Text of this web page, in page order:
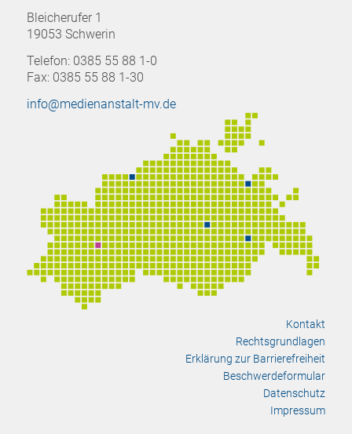
Bleicherufer 1
19053 Schwerin
Telefon: 0385 55 88 1-0
Fax: 0385 55 88 1-30
info@medienanstalt-mv.de
Kontakt
Rechtsgrundlagen
Erklärung zur Barrierefreiheit
Beschwerdeformular
Datenschutz
Impressum